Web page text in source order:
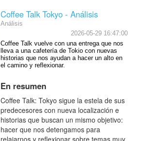
Coffee Talk Tokyo - Análisis
Análisis
2026-05-29 16:47:00
Coffee Talk vuelve con una entrega que nos
lleva a una cafetería de Tokio con nuevas
historias que nos ayudan a hacer un alto en
el camino y reflexionar.
En resumen
Coffee Talk: Tokyo sigue la estela de sus
predecesores con nueva localización e
historias que buscan un mismo objetivo:
hacer que nos detengamos para
relajarnos y reflexionar sobre temas muy